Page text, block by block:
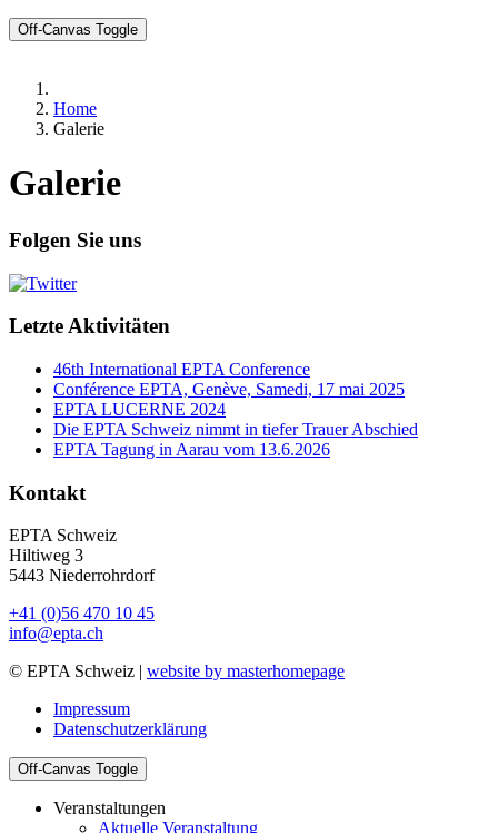
Off-Canvas Toggle
Home
Galerie
Galerie
Folgen Sie uns
Letzte Aktivitäten
46th International EPTA Conference
Conférence EPTA, Genève, Samedi, 17 mai 2025
EPTA LUCERNE 2024
Die EPTA Schweiz nimmt in tiefer Trauer Abschied
EPTA Tagung in Aarau vom 13.6.2026
Kontakt
EPTA Schweiz
Hiltiweg 3
5443 Niederrohrdorf
+41 (0)56 470 10 45
info@epta.ch
© EPTA Schweiz | website by masterhomepage
Impressum
Datenschutzerklärung
Off-Canvas Toggle
Veranstaltungen
Aktuelle Veranstaltung